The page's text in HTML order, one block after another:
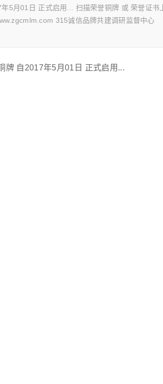
5月01日 正式启用... 扫描荣誉铜牌 或 荣誉证书
315诚信品牌共建调研监督中心
自2017年5月01日 正式启用...